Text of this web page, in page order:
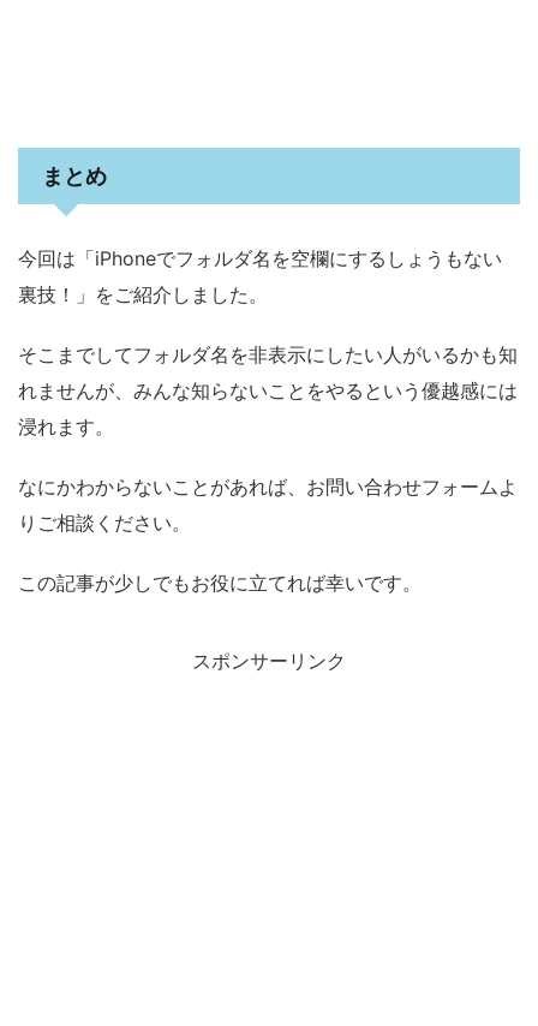
まとめ
今回は「iPhoneでフォルダ名を空欄にするしょうもない
裏技！」をご紹介しました。
そこまでしてフォルダ名を非表示にしたい人がいるかも知
れませんが、みんな知らないことをやるという優越感には
浸れます。
なにかわからないことがあれば、お問い合わせフォームよ
りご相談ください。
この記事が少しでもお役に立てれば幸いです。
スポンサーリンク